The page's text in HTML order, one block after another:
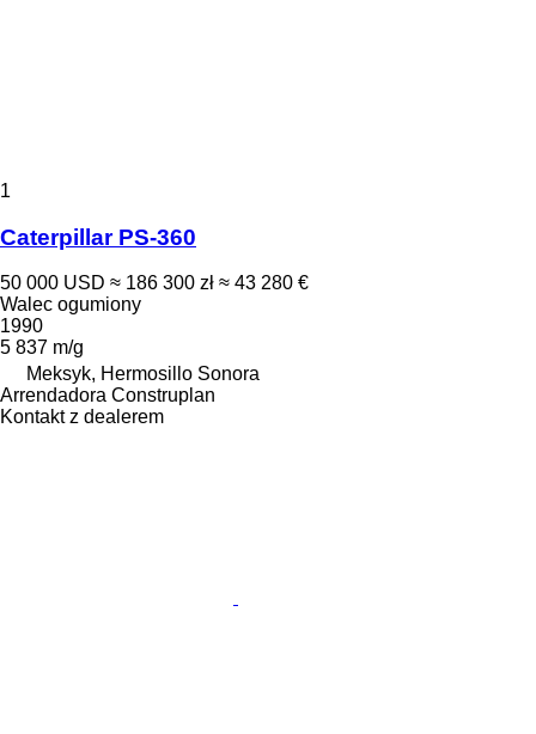
1
Caterpillar PS-360
50 000 USD ≈ 186 300 zł ≈ 43 280 €
Walec ogumiony
1990
5 837 m/g
Meksyk, Hermosillo Sonora
Arrendadora Construplan
Kontakt z dealerem